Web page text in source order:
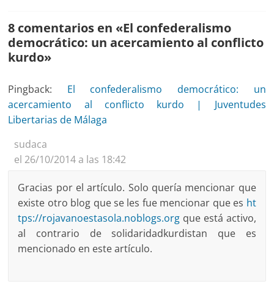
8 comentarios en «El confederalismo
democrático: un acercamiento al conflicto
kurdo»
Pingback: El confederalismo democrático: un
acercamiento al conflicto kurdo | Juventudes
Libertarias de Málaga
sudaca
el 26/10/2014 a las 18:42
Gracias por el artículo. Solo quería mencionar que
existe otro blog que se les fue mencionar que es ht
tps://rojavanoestasola.noblogs.org que está activo,
al contrario de solidaridadkurdistan que es
mencionado en este artículo.